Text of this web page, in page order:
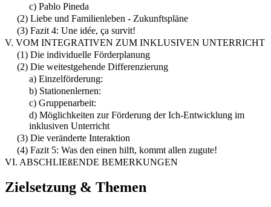
c) Pablo Pineda
(2) Liebe und Familienleben - Zukunftspläne
(3) Fazit 4: Une idée, ça survit!
V. VOM INTEGRATIVEN ZUM INKLUSIVEN UNTERRICHT
(1) Die individuelle Förderplanung
(2) Die weitestgehende Differenzierung
a) Einzelförderung:
b) Stationenlernen:
c) Gruppenarbeit:
d) Möglichkeiten zur Förderung der Ich-Entwicklung im
inklusiven Unterricht
(3) Die veränderte Interaktion
(4) Fazit 5: Was den einen hilft, kommt allen zugute!
VI. ABSCHLIEßENDE BEMERKUNGEN
Zielsetzung & Themen